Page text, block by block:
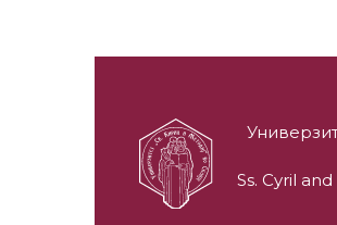
Ss. Cyril